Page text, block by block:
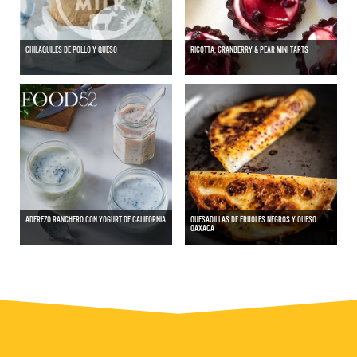
CHILAQUILES DE POLLO Y QUESO RICOTTA, CRANBERRY & PEAR MINI TARTS
ADEREZO RANCHERO CON YOGURT DE CALIFORNIA
QUESADILLAS DE FRIJOLES NEGROS Y QUESO
OAXACA